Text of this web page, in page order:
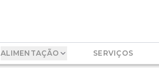
ALIMENTAÇÃO SERVIÇOS